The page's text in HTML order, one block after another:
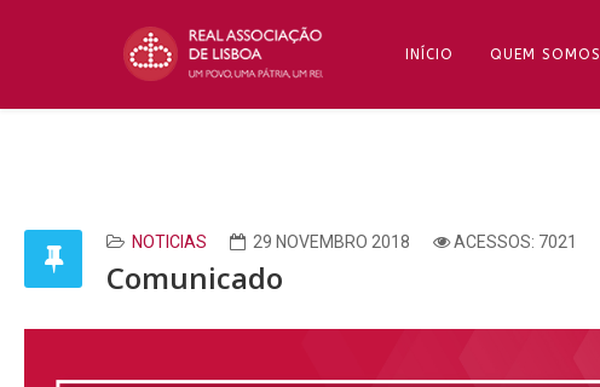
INÍCIO QUEM SOMOS
NOTICIAS 29 NOVEMBRO 2018 ACESSOS: 7021
Comunicado